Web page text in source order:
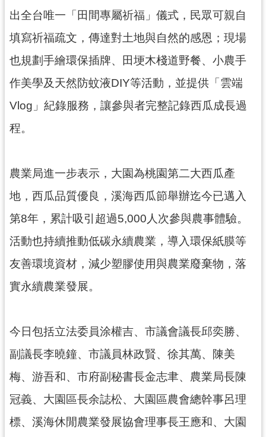
見
問
答
園
市
府
網
隱
私
權
政
策
網
站
全
政
策
政
網
站
出全台唯一「田間專屬祈福」儀式，民眾可親自
填寫祈福疏文，傳達對土地與自然的感恩；現場
也規劃手繪環保插牌、田埂木棧道野餐、小農手
作美學及天然防蚊液DIY等活動，並提供「雲端
Vlog」紀錄服務，讓參與者完整記錄西瓜成長過
程。
農業局進一步表示，大園為桃園第二大西瓜產
地，西瓜品質優良，溪海西瓜節舉辦迄今已邁入
第8年，累計吸引超過5,000人次參與農事體驗。
活動也持續推動低碳永續農業，導入環保紙膜等
友善環境資材，減少塑膠使用與農業廢棄物，落
實永續農業發展。
今日包括立法委員涂權吉、市議會議長邱奕勝、
副議長李曉鐘、市議員林政賢、徐其萬、陳美
梅、游吾和、市府副秘書長金志聿、農業局長陳
冠義、大園區長余誌松、大園區農會總幹事呂理
標、溪海休閒農業發展協會理事長王應和、大園